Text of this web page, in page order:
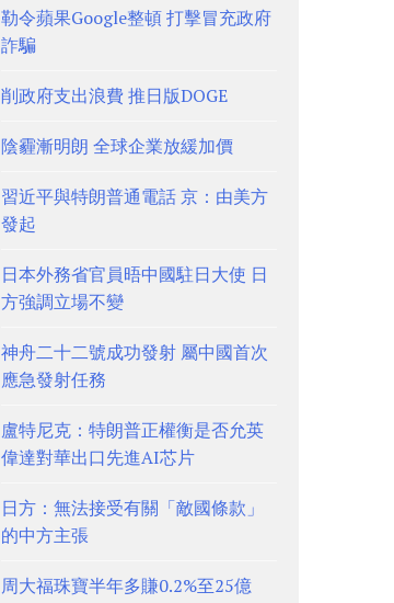
勒令蘋果Google整頓 打擊冒充政府
詐騙
削政府支出浪費 推日版DOGE
陰霾漸明朗 全球企業放緩加價
習近平與特朗普通電話 京：由美方
發起
日本外務省官員晤中國駐日大使 日
方強調立場不變
神舟二十二號成功發射 屬中國首次
應急發射任務
盧特尼克：特朗普正權衡是否允英
偉達對華出口先進AI芯片
日方：無法接受有關「敵國條款」
的中方主張
周大福珠寶半年多賺0.2%至25億